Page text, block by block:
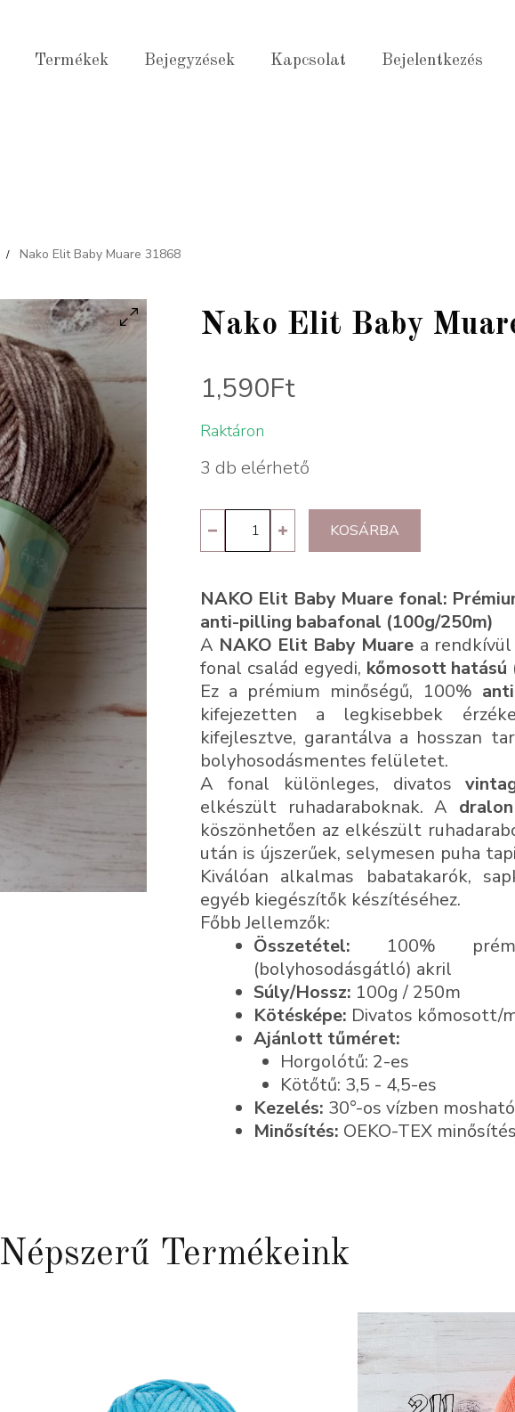
Termékek Bejegyzések Kapcsolat Bejelentkezés
/ Nako Elit Baby Muare 31868
Nako Elit Baby
1,590Ft
Raktáron
3 db elérhető
Elit
Muare
31868
mennyiség
KOSÁRBA
NAKO Elit Baby Muare fonal:
anti-pilling babafonal (100g/250m)
A NAKO Elit Baby Muare a
fonal család egyedi, kőmosott hatású
Ez a prémium minőségű, 100%
kifejezetten a legkisebbek
kifejlesztve, garantálva a hosszan
bolyhosodásmentes felületet.
A fonal különleges, divatos
elkészült ruhadaraboknak. A
köszönhetően az elkészült
után is újszerűek, selymesen puha
Kiválóan alkalmas babatakarók,
egyéb kiegészítők készítéséhez.
Főbb Jellemzők:
Összetétel: 100%
(bolyhosodásgátló) akril
Súly/Hossz: 100g / 250m
Kötésképe: Divatos kőmosott/
Ajánlott tűméret:
Horgolótű: 2-es
Kötőtű: 3,5 - 4,5-es
Kezelés: 30°-os vízben mosható
Minősítés: OEKO-TEX
Népszerű Termékeink